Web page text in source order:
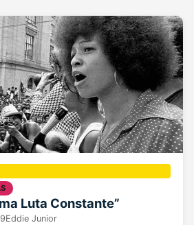
Luta Constante”
Eddie Junior